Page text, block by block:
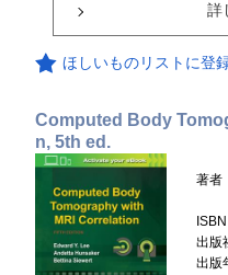
詳
ほしいものリストに登
Computed Body
n, 5th ed.
著者
ISBN
出版
出版